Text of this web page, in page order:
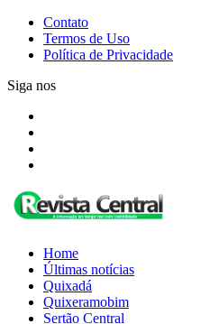
Contato
Termos de Uso
Política de Privacidade
Siga nos
Home
Últimas notícias
Quixadá
Quixeramobim
Sertão Central